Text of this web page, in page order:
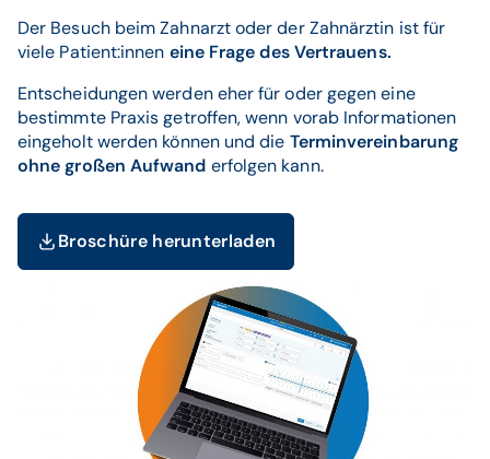
Der Besuch beim Zahnarzt oder der Zahnärztin ist für
viele Patient:innen eine Frage des Vertrauens.
Entscheidungen werden eher für oder gegen eine
bestimmte Praxis getroffen, wenn vorab Informationen
eingeholt werden können und die Terminvereinbarung
ohne großen Aufwand erfolgen kann.
Broschüre herunterladen